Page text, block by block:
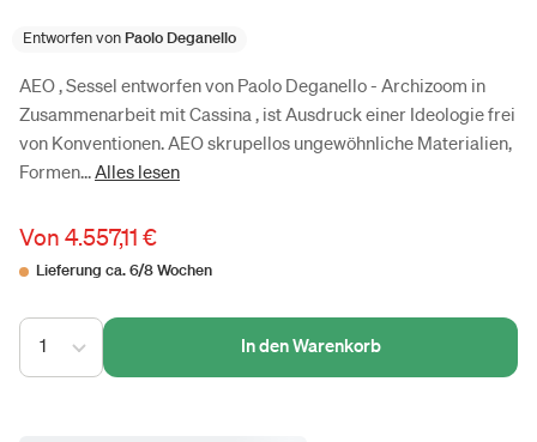
Entworfen von Paolo Deganello
AEO , Sessel entworfen von Paolo Deganello - Archizoom in
Zusammenarbeit mit Cassina , ist Ausdruck einer Ideologie frei
von Konventionen. AEO skrupellos ungewöhnliche Materialien,
Formen...Alles lesen
Von 4.557,11 €
Lieferung ca. 6/8 Wochen
1 In den Warenkorb